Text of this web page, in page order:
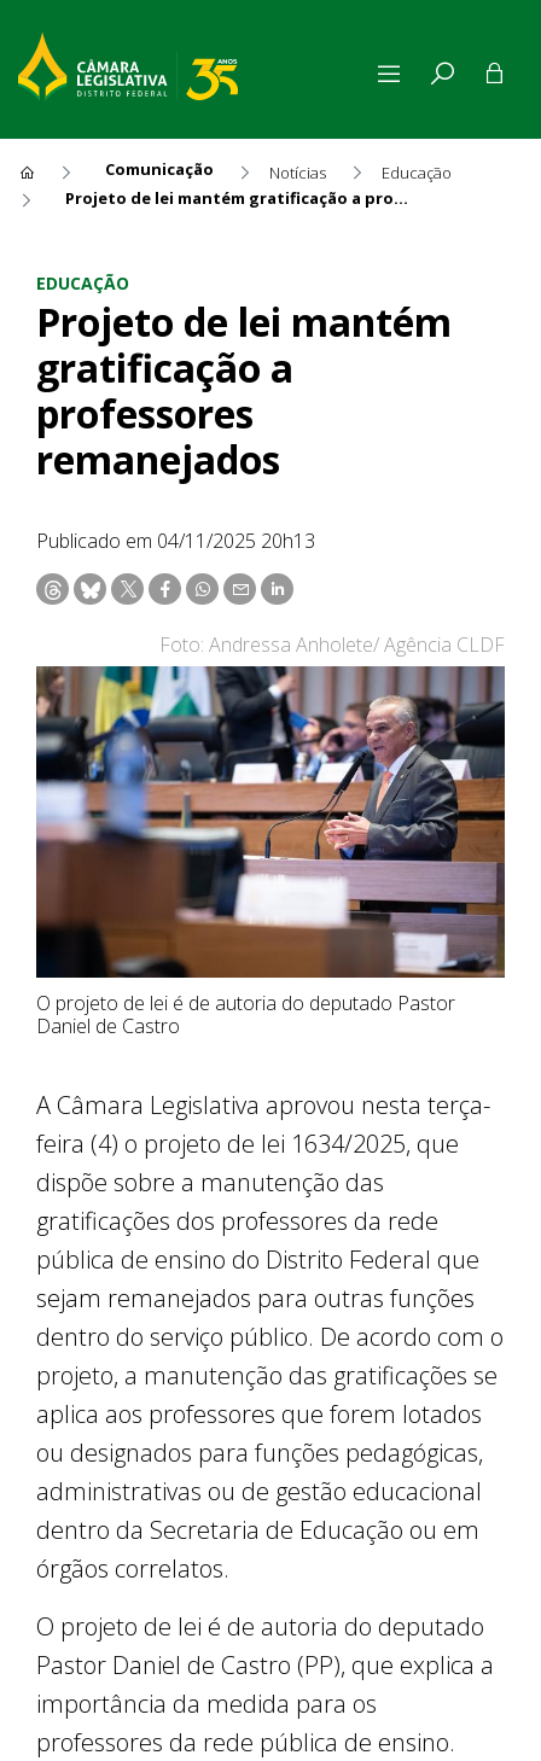
Comunicação Notícias
Educação
Projeto de lei mantém gratificação a professores remanejados
EDUCAÇÃO
Projeto de lei mantém
gratificação a
professores
remanejados
Publicado em 04/11/2025 20h13
Foto: Andressa Anholete/ Agência CLDF
O projeto de lei é de autoria do deputado Pastor
Daniel de Castro
A Câmara Legislativa aprovou nesta terça-
feira (4) o projeto de lei 1634/2025, que
dispõe sobre a manutenção das
gratificações dos professores da rede
pública de ensino do Distrito Federal que
sejam remanejados para outras funções
dentro do serviço público. De acordo com o
projeto, a manutenção das gratificações se
aplica aos professores que forem lotados
ou designados para funções pedagógicas,
administrativas ou de gestão educacional
dentro da Secretaria de Educação ou em
órgãos correlatos.
O projeto de lei é de autoria do deputado
Pastor Daniel de Castro (PP), que explica a
importância da medida para os
professores da rede pública de ensino.